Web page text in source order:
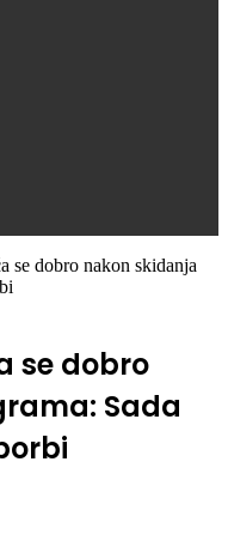
se dobro nakon skidanja
se dobro
Sada